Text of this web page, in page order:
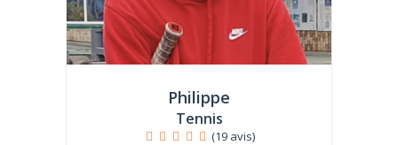
Philippe
Tennis
(19 avis)